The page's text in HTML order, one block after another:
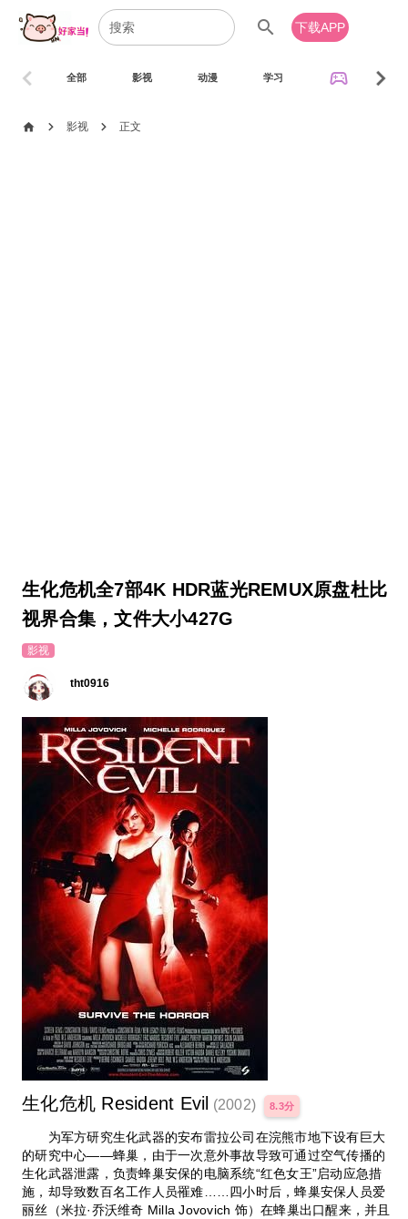
search 下载APP
全部 影视 动漫 学习 sports_esports
chevron_left chevron_right
home chevron_right 影视 chevron_right 正文
生化危机全7部4K HDR蓝光REMUX原盘杜比
视界合集，文件大小427G
影视
tht0916
生化危机 Resident Evil (2002) 8.3分
为军方研究生化武器的安布雷拉公司在浣熊市地下设有巨大
的研究中心——蜂巢，由于一次意外事故导致可通过空气传播的
生化武器泄露，负责蜂巢安保的电脑系统“红色女王”启动应急措
施，却导致数百名工作人员罹难……四小时后，蜂巢安保人员爱
丽丝（米拉·乔沃维奇 Milla Jovovich 饰）在蜂巢出口醒来，并且